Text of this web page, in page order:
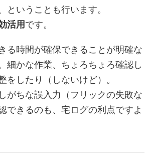
ということも行います。
活用です。
る時間が確保できることが明確な
細かな作業、ちょろちょろ確認し
をしたり（しないけど）。
がちな誤入力（フリックの失敗な
できるのも、宅ログの利点ですよ